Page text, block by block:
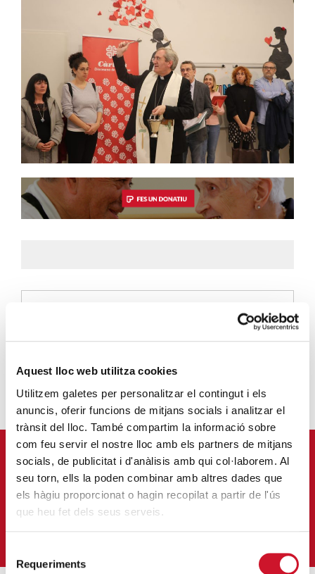
Aquest lloc web utilitza cookies
Utilitzem galetes per personalitzar el contingut i els
anuncis, oferir funcions de mitjans socials i analitzar el
trànsit del lloc. També compartim la informació sobre
com feu servir el nostre lloc amb els partners de mitjans
socials, de publicitat i d'anàlisis amb qui col·laborem. Al
seu torn, ells la poden combinar amb altres dades que
els hàgiu proporcionat o hagin recopilat a partir de l'ús
que heu fet dels seus serveis.
de Requeriments
APUNTA'T AL NOSTRE BUTLLETÍ ELECTRÒNIC
Correu-